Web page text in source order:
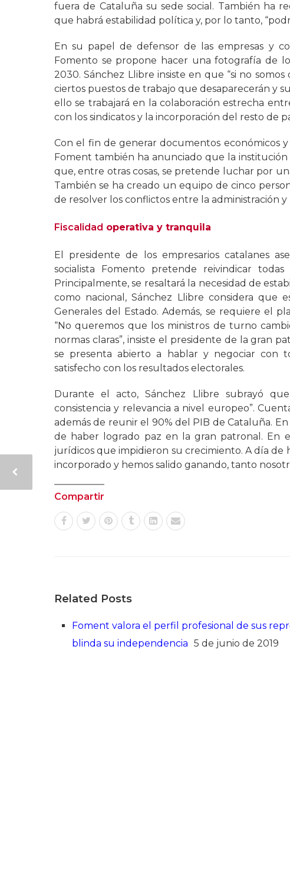
fuera de Cataluña su sede social. También ha
que habrá estabilidad política y, por lo tanto,
En su papel de defensor de las empresas y
Fomento se propone hacer una fotografía de
2030. Sánchez Llibre insiste en que “si no
ciertos puestos de trabajo que desaparecerán y
ello se trabajará en la colaboración estrecha
con los sindicatos y la incorporación del resto de
Con el fin de generar documentos económicos
Foment también ha anunciado que la
que, entre otras cosas, se pretende luchar por
También se ha creado un equipo de cinco
de resolver los conflictos entre la administración y
Fiscalidad operativa y tranquila
El presidente de los empresarios catalanes
socialista Fomento pretende reivindicar
Principalmente, se resaltará la necesidad de
como nacional, Sánchez Llibre considera que
Generales del Estado. Además, se requiere el
“No queremos que los ministros de turno
normas claras”, insiste el presidente de la gran
se presenta abierto a hablar y negociar con
satisfecho con los resultados electorales.
Durante el acto, Sánchez Llibre subrayó
consistencia y relevancia a nivel europeo”.
además de reunir el 90% del PIB de Cataluña.
de haber logrado paz en la gran patronal. En
jurídicos que impidieron su crecimiento. A día de
incorporado y hemos salido ganando, tanto
Compartir
Related Posts
Foment valora el perfil profesional de sus
blinda su independencia 5 de junio de 2019